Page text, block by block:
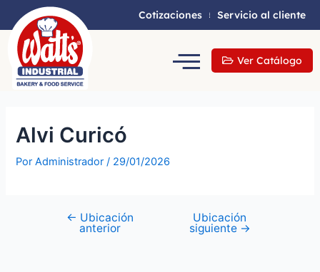
Cotizaciones Servicio al cliente
Ver Catálogo
Alvi Curicó
PorAdministrador/ 29/01/2026
← Ubicación
anterior
Ubicación
siguiente →